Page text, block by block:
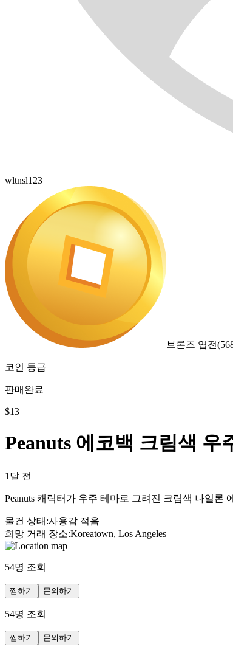
wltnsl123
브론즈 엽전(
코인 등급
판매완료
$13
Peanuts 에코백 크림색 우
1달 전
Peanuts 캐릭터가 우주 테마로 그려진 크림색 나일
물건 상태 :사용감 적음
희망 거래 장소:Koreatown, Los Angeles
54명 조회
찜하기 문의하기
54명 조회
찜하기 문의하기